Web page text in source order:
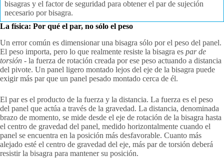
bisagras y el factor de seguridad para obtener el par de sujeción
necesario por bisagra.
La física: Por qué el par, no sólo el peso
Un error común es dimensionar una bisagra sólo por el peso del panel.
El peso importa, pero lo que realmente resiste la bisagra es par de
torsión - la fuerza de rotación creada por ese peso actuando a distancia
del pivote. Un panel ligero montado lejos del eje de la bisagra puede
exigir más par que un panel pesado montado cerca de él.
El par es el producto de la fuerza y la distancia. La fuerza es el peso
del panel que actúa a través de la gravedad. La distancia, denominada
brazo de momento, se mide desde el eje de rotación de la bisagra hasta
el centro de gravedad del panel, medido horizontalmente cuando el
panel se encuentra en la posición más desfavorable. Cuanto más
alejado esté el centro de gravedad del eje, más par de torsión deberá
resistir la bisagra para mantener su posición.